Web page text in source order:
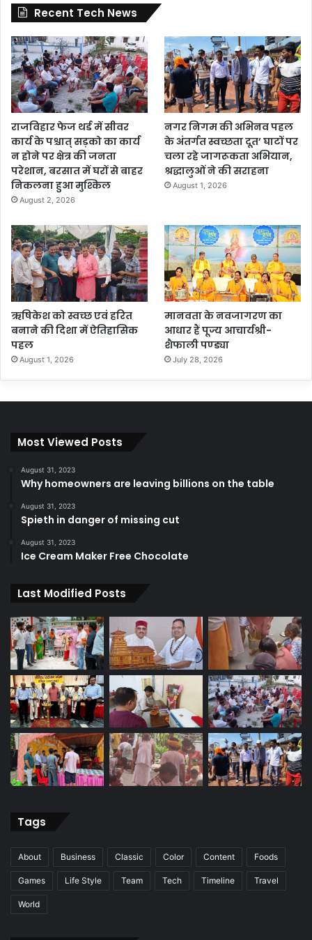
Recent Tech News
राजविहार फेज थर्ड में सीवर
कार्य के पश्चात् सड़को का कार्य
न होने पर क्षेत्र की जनता
परेशान, बरसात में घरों से बाहर
निकलना हुआ मुश्किल
August 2, 2026
नगर निगम की अभिनव पहल
के अंतर्गत स्वच्छता दूत’ घाटों पर
चला रहे जागरूकता अभियान,
श्रद्धालुओं ने की सराहना
August 1, 2026
ऋषिकेश को स्वच्छ एवं हरित
बनाने की दिशा में ऐतिहासिक
पहल
August 1, 2026
मानवता के नवजागरण का
आधार हैं पूज्य आचार्यश्री-
शैफाली पण्ड्या
July 28, 2026
Most Viewed Posts
August 31, 2023
Why homeowners are leaving billions on the table
August 31, 2023
Spieth in danger of missing cut
August 31, 2023
Ice Cream Maker Free Chocolate
Last Modified Posts
Tags
About Business Classic Color Content Foods
Games Life Style Team Tech Timeline Travel
World